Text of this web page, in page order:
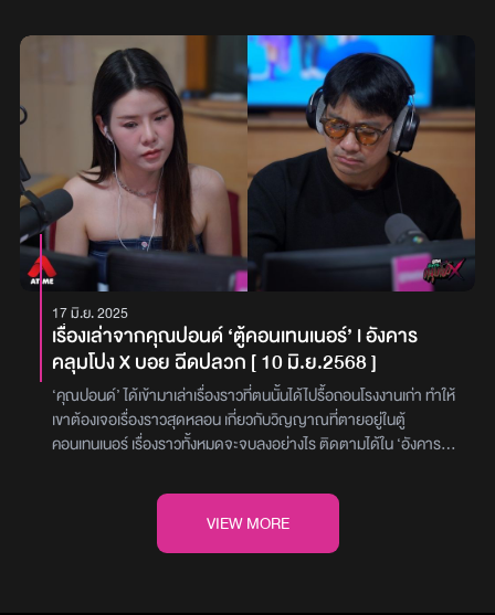
ได้ก็ใช้เวลานาน บิ๊กเล่าให้ไอซ์ฟังว่า ตอนนั้นกำลังใช้สบู่ฟอกหน้าอยู่
ขณะที่หลับตา กำลังใช้มือควานหาขันก็ใช้เวลาสักพักเลยกว่าจะเจอ เขา
ก็คว้าและตักน้ำราดลงมาที่ใบหน้า แต่จังหวะที่ลืมตาขึ้นมา สิ่งที่เขาจับ
กลับไม่ใช่ขัน แต่เป็นปากของวัฒน์! เรียกได้ว่าขันใบนั้นคือหัวของวัฒน์
นั่นเอง ใบหน้าของทั้งคู่อยู่ในระยะประชิด เขาทำอะไรไม่ได้แล้วนอกจาก
ขว้างหัวทิ้ง บิ๊กคิดว่ามันจะจบแค่นั้น เขารีบดึงผ้าขนหนูมาคลุมตัว แต่สิ่ง
ที่เขาหยิบขึ้นมากลายเป็นร่างของวัฒน์ที่กำลังโอบเขาอยู่จากด้านหลัง!
สติบิ๊กได้หายไปแล้วมีแต่ความกลัวที่คลืบคลานเข้ามา ในเวลานั้นคิดแค่
ว่ายังไงก็ต้องเอาตัวเองออกจากห้องน้ำให้ได้ บิ๊กจึงพยายามดิ้นถีบ
ประตูออกมา หลังจากฟังเรื่องราวจบ ทุกคนก็ได้แต่คุยกันว่ามันเกิด
อะไรขึ้น ทำไมเพื่อนที่ตายไปถึงต้องเล่นงานหนักขนาดนี้ แต่ก็ไม่สามารถ
หาเหตุผลมารองรับได้ เวลาล่วงเลยจนมาถึงวันทำบุญร้อยวัน ในตอน
เย็นเพื่อนก็มานั่งสังสรรค์กัน อยู่ ๆ บิ๊กก็พูดขึ้นมาว่า “กูรู้สึกผิดว่ะ กูเป็น
เหตุผลที่ทำให้วัฒน์ตายด้วยส่วนหนึ่ง เพราะว่าวันที่เกิดเหตุ กูไปบ้าน
ของทอม ไปส่งมันนี่แหละ กูอยากกินเหล้ากับเพื่อน เลยทิ้งมันไว้ตรงนั้น
สายแรกวัฒน์โทรมา ให้กูไปรับมัน สายที่สองโทรมาตัดพ้อว่าอยากตาย
ไม่อยากอยู่แล้ว กูก็ปากพล่อยตอบมันไปว่า มึงตายก็ดี มึงจะได้เป็นผีรุ่น
โดนหลอก หลังจากนั้นเวลาผ่านไป 2 ปี ได้มีสายจากมิ้นโทรมาหาไอซ์
เธอได้ถามไปว่า “มึงหายไปไหนมา มึงทำให้เพื่อนกูตาย” มิ้นจึงได้เล่าทุก
อย่างให้ฟังว่า.. ในช่วงที่คบกับทอมก็มีทะเลาะกันบ้าง พอมีปากเสียงกัน
ทอมก็จับได้ ทั้งสามคนตัดสินใจมาเคลียร์กันที่บ้านของทอมว่าควรจะ
เจ้าของที่ไม่อยู่ได้อยู่แล้ว จะให้ไปบอกกับใคร หลังจากนั้น เก่งก็ได้เดินทาง
ไปจนถึงบ่อ และได้เริ่มตกปลาที่บริเวณนั้น เวลาผ่านไป 1 - 2 ชัวโมง ตก
ได้ปลาแต่ปรากฏว่าปลาที่ได้เป็นปลาตัวเล็ก ๆ เก่งนึกได้ถึงคำพูดของ
คุณตาก่อนหน้า เลยพูดเอ่ยขึ้น ตามที่คุณตาได้บอกไว้...หลังจากนั้นไม่
นาน ปรากฏว่า ได้ปลาช่อนตัวใหญ่มาก ตกมาได้ถึง 6 ตัว เก่งจึงคิดที่จะ
นำปลาที่ได้มา ไปฝากไว้ที่บ้านของตา แต่พอเดินทางไปถึง บ้านกลับปิด
สนิท และมีบรรยากาศที่เงียบสงัด จึงตัดใจที่จะกลับมาในภายหลัง ใน
ระหว่างนั้นเก่งขับมอเตอร์ไซค์ ออกไปหาร้านข้าว ก็ไปเจอกับร้านข้าวแห่ง
หนึ่ง และได้จอดแวะทาน แต่ป้าร้านข้าวก็ได้ทักถามขึ้นมาว่า “ทำไมเราถึง
มาจากทางนั้น ไปตกปลามาหรอ?” เก่งตอบกลับไปว่า “ผมไปตกปลา ที่
บ่อตรงนั้นมา”ป้าทำสีหน้าตกใจ เพราะด้วยความที่เจ้าของเป็นคนหวงที่
มาก และไม่ให้ใครเข้าไปตกปลา แต่เก่งก็ตอบกลับไปว่า “คุณตาบ้านข้าง
หน้าบ่อ เขาบอกว่าให้ตกได้” ป้าร้านข้าวทำสีหน้างุนงง และได้พูดตอบ
แบบนิ่ง ๆ “เอ็งไม่กลัวผีหรอ” เก่งยิ่งเกิดอาการงง? กับคำพูดของป้า แต่
หลังจากทานข้าวเสร็จ เก่งก็เดินทางกลับไปยังบ่อตกปลา แต่ระหว่างทาง
ได้แวะบ้านของตาอีกครั้ง และได้เห็นตายืนอยู่ริมรั้วบ้าน เก่งจึงเอ่ยทักว่า
เอาปลามาฝาก แต่ตาก็ตอบปฏิเสธในทันที และบอกว่าเอาไปทำไม่ไหว
จะนำมาฝากตากับยาย หลังจากคิดเสร็จเก่งก็เดินทางกลับบ้านในทันที
แต่ระหว่างทางได้แวะร้านข้าวในอีกครั้ง ป้ารีบเดินเข้ามาถามในทันที “เจอ
ลุงไหม เอ็งนี่ท่าจะไม่กลัวผีจริง ๆ” เก่งได้แต่ทำหน้าครุ่นคิดไปอยู่พักหนึ่ง
หลังจากนั้นป้าก็ได้เริ่มเล่าเรื่องราวบางอย่างให้เก่งฟัง ในอดีต คุณตา
ปวช. ทั้งคู่ไม่ได้เจอกันมา 20 ปีแล้ว ย้อนกลับไปเมื่อปี 40 ก่อน หลังจาก
เรียน ปวช.จบที่ระยอง ปุ๊กก็ได้ย้ายไปอยู่อีกจังหวัด ได้ไปเจอเพื่อนใหม่
และได้เช่าหอพักอยู่ด้วยกัน ซึ่งหอพักนี้คือหอพักของเพื่อนผู้ชายคนหนึ่ง
ในกลุ่มที่ชื่อ ‘ตั๋ม’ เเละยังเป็นที่รวมพลของกลุ่ม หอพักในสมัยนั้นมี
โทรศัพท์กลางที่ตั้งอยู่หน้าหอพัก เมื่อมีปัญหาอะไรก็โทรหา รปภ. ได้ วัน
นั้นเป็นวันที่จะเริ่มเรียนซัมเมอร์ ในกลุ่มมีเพื่อนผู้หญิงคนหนึ่งชื่อ ‘เล็ก’ ซึ่ง
เป็นคนที่สวยมาก แต่น่าสงสารเพราะว่าพ่อแม่เสียไปแล้ว ทุกวันนี้เล็กจึง
อยู่กับยายเเล้วก็หลานที่บ้านหลังหนึ่ง เล็กมักจะพยายามชวนเพื่อนใน
กลุ่มว่า “ว่าง ๆ ไปเที่ยวบ้านชั้นสิ” เพื่อน ๆ ทราบเช่นนั้นก็รวมตัวกันไป
ปรากฏว่าบ้านของเล็กนั้นอยู่อีกอำเภอซึ่งไกลมาก เมื่อถึงบ้านของเล็ก ปุ๊
กก็ได้บอกกับคุณขวัญว่า “ไม่อยากนอนค้างที่บ้านหลังนี้เลย บ้านหลังนี้
น่ากลัวมาก“ ซึ่งลักษณะของบ้านจะเป็นไม้ยก 2 ชั้น ตั้งอยู่กลางสวน
มะพร้าว มืดทะมึน ห้องน้ำอยู่นอกตัวบ้านเเละบ้านหลังนี้คุณตาของเล็ก
เพิ่งจะเสียชีวิตไป ในตอนแรกปุ๊กคิดว่าบ้านหลังนี้อยู่กัน 3 คน เเต่ปรากฎ
ว่ามีเเฟนของเล็กอยู่ด้วยอีกคน ในคืนวันนั้นปุ๊กเเละกลุ่มเพื่อนได้นอนเปิด
ประตูอยู่บนชั้น 2 แต่แล้วก็มีเสียง ปึก ปึก ปึกก! เหมือนเป็นเสียงคนเดินขึ้น
บันได ในระหว่างที่มีเสียงนั้น ทุกคนก็จ้องไปประตูเพื่อดูว่าเป็นใครที่เดิน
ขึ้นมา แต่เมื่อสุดขั้นบันได เสียงนั้นก็เงียบหายไป… ไม่มีใครเดินออกมา!
แยกย้ายกลับบ้าน ผ่านไปเมื่อปุ๊กเรียนซัมเมอร์จบ วันสุดท้ายของการ
เรียนวันนั้นก็ได้กลับบ้านที่ระยอง ในขณะที่เดินทางกลับก็มีเพจเจอร์เเจ้ง
เตือนขึ้นมา ซึ่งคนที่ส่งมาก็คือตั๋มเเละได้บอกว่า “เล็กตายเเล้ว” ปุ๊กก็ตก
17 มิ.ย. 2025
เรื่องเล่าจากคุณปอนด์ ‘ตู้คอนเทนเนอร์’ l อังคาร
คลุมโปง X บอย ฉีดปลวก [ 10 มิ.ย.2568 ]
‘คุณปอนด์’ ได้เข้ามาเล่าเรื่องราวที่ตนนั้นได้ไปรื้อถอนโรงงานเก่า ทำให้
เขาต้องเจอเรื่องราวสุดหลอน เกี่ยวกับวิญญาณที่ตายอยู่ในตู้
คอนเทนเนอร์ เรื่องราวทั้งหมดจะจบลงอย่างไร ติดตามได้ใน ‘อังคาร
ในเรื่องที่มีชื่อว่า ‘ตู้คอนเทนเนอร์’ ที่ใครได้ฟังก็ต้องขนลุกไปตามกัน!
คุณปอนด์ทำธุรกิจรับรื้อถอนโรงงานเก่า วันหนึ่งเขาได้รับการติดต่อ
จากนายหน้ารายหนึ่ง ให้ไปทำการรื้อโรงงานร้างในกรุงเทพฯ ที่ถูกปิดทิ้ง
VIEW MORE